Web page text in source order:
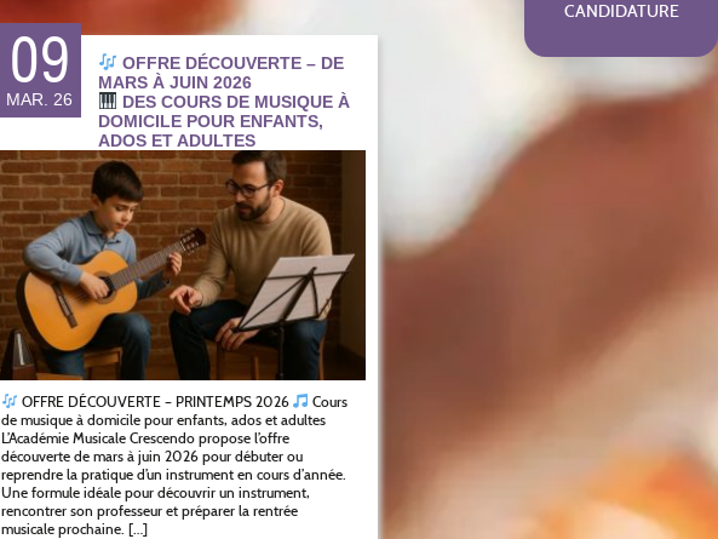
CANDIDATURE
09
MAR. 26
OFFRE DÉCOUVERTE – DE
MARS À JUIN 2026
DES COURS DE MUSIQUE À
DOMICILE POUR ENFANTS,
ADOS ET ADULTES
OFFRE DÉCOUVERTE – PRINTEMPS 2026
Cours
de musique à domicile pour enfants, ados et adultes
L’Académie Musicale Crescendo propose l’offre
découverte de mars à juin 2026 pour débuter ou
reprendre la pratique d’un instrument en cours d’année.
Une formule idéale pour découvrir un instrument,
rencontrer son professeur et préparer la rentrée
musicale prochaine. […]